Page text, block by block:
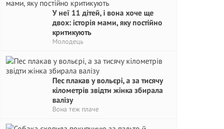
У неї 11 дітей, і вона хоче ще
двох: історія мами, яку постійно
критикують
Молодець
Пес плакав у вольєрі, а за тисячу
кілометрів звідти жінка збирала
валізу
Вона теж плаче